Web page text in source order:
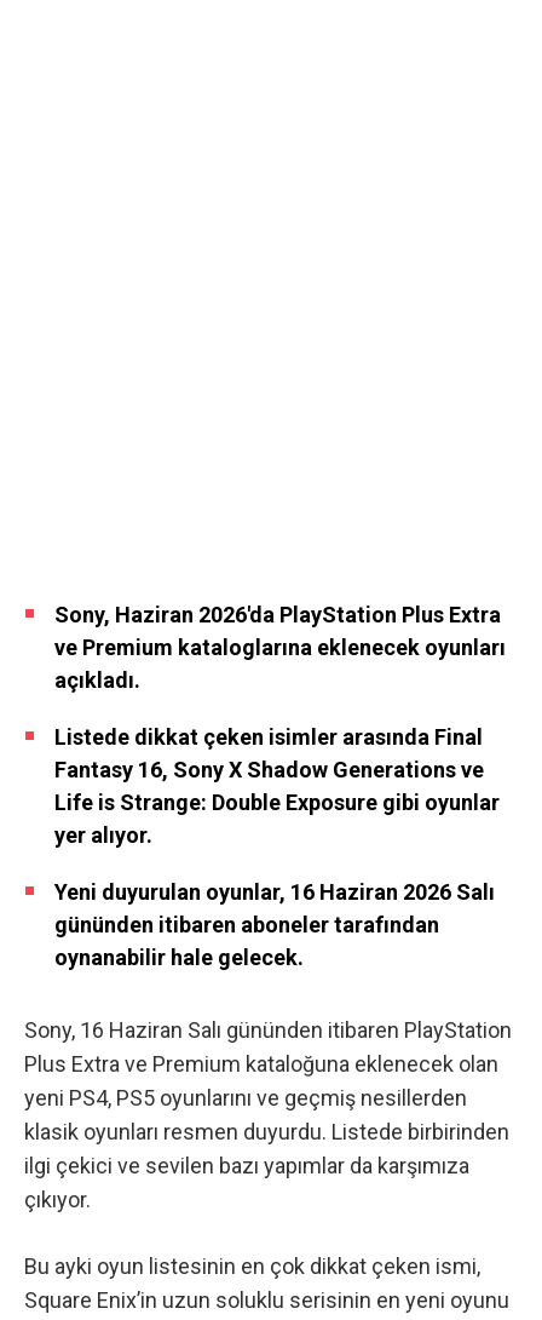
Sony, Haziran 2026'da PlayStation Plus Extra
ve Premium kataloglarına eklenecek oyunları
açıkladı.
Listede dikkat çeken isimler arasında Final
Fantasy 16, Sony X Shadow Generations ve
Life is Strange: Double Exposure gibi oyunlar
yer alıyor.
Yeni duyurulan oyunlar, 16 Haziran 2026 Salı
gününden itibaren aboneler tarafından
oynanabilir hale gelecek.
Sony, 16 Haziran Salı gününden itibaren PlayStation
Plus Extra ve Premium kataloğuna eklenecek olan
yeni PS4, PS5 oyunlarını ve geçmiş nesillerden
klasik oyunları resmen duyurdu. Listede birbirinden
ilgi çekici ve sevilen bazı yapımlar da karşımıza
çıkıyor.
Bu ayki oyun listesinin en çok dikkat çeken ismi,
Square Enix’in uzun soluklu serisinin en yeni oyunu